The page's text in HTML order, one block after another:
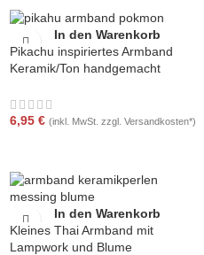
In den Warenkorb
Pikachu inspiriertes Armband
Keramik/Ton handgemacht
6,95 € (inkl. MwSt. zzgl. Versandkosten*)
In den Warenkorb
Kleines Thai Armband mit
Lampwork und Blume